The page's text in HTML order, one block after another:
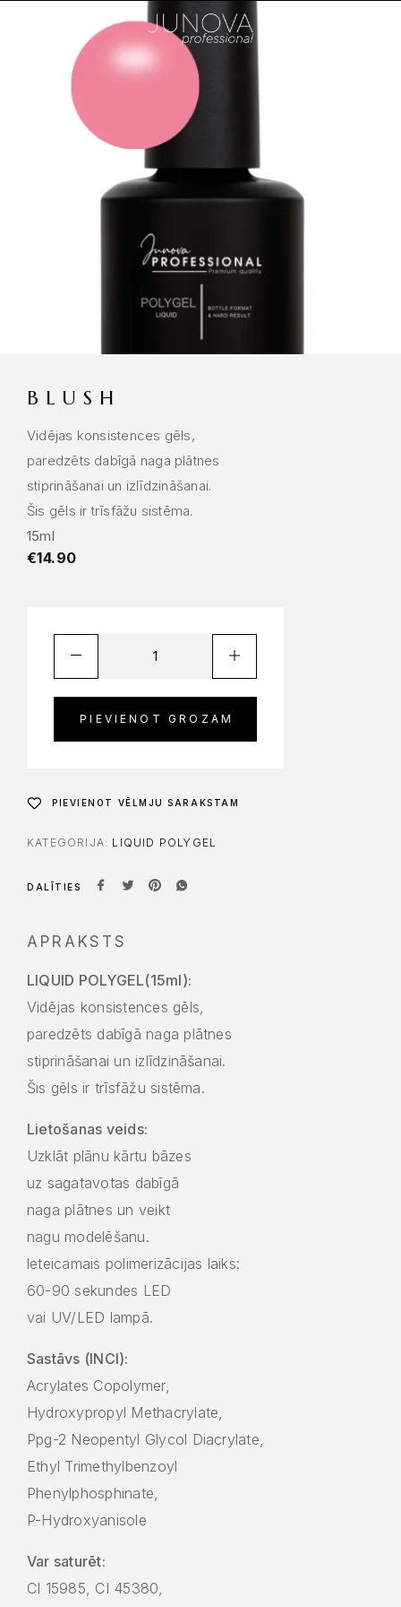
BLUSH
Vidējas konsistences gēls,
paredzēts dabīgā naga plātnes
stiprināšanai un izlīdzināšanai.
Šis gēls ir trīsfāžu sistēma.
15ml
€14.90
PIEVIENOT GROZAM
PIEVIENOT VĒLMJU SARAKSTAM
KATEGORIJA: LIQUID POLYGEL
DALĪTIES
APRAKSTS
LIQUID POLYGEL(15ml):
Vidējas konsistences gēls,
paredzēts dabīgā naga plātnes
stiprināšanai un izlīdzināšanai.
Šis gēls ir trīsfāžu sistēma.
Lietošanas veids:
Uzklāt plānu kārtu bāzes
uz sagatavotas dabīgā
naga plātnes un veikt
nagu modelēšanu.
leteicamais polimerizācijas laiks:
60-90 sekundes LED
vai UV/LED lampā.
Sastāvs (INCI):
Acrylates Copolymer,
Hydroxypropyl Methacrylate,
Ppg-2 Neopentyl Glycol Diacrylate,
Ethyl Trimethylbenzoyl
Phenylphosphinate,
P-Hydroxyanisole
Var saturēt:
CI 15985, CI 45380,